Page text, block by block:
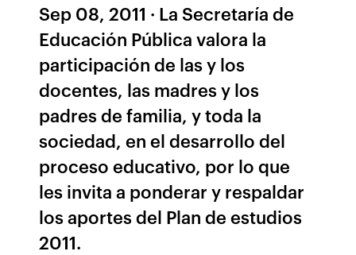
Sep 08, 2011 · La Secretaría de
Educación Pública valora la
participación de las y los
docentes, las madres y los
padres de familia, y toda la
sociedad, en el desarrollo del
proceso educativo, por lo que
les invita a ponderar y respaldar
los aportes del Plan de estudios
2011.